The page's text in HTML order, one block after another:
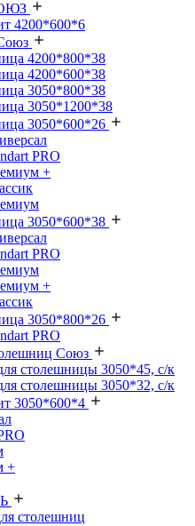
4200*600*6
4200*800*38
4200*600*38
3050*800*38
3050*1200*38
3050*600*26
PRO
+
3050*600*38
PRO
+
3050*800*26
PRO
Союз
столешницы 3050*45, с/к
столешницы 3050*32, с/к
3050*600*4
+
столешниц